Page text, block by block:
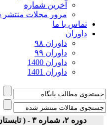
آخرین شماره
مرور مجلات منتشر
تماس با ما
داوران
داوران ۹۸
داوران ۹۹
داوران 1400
داوران 1401
دوره ۲، شماره ۳ - ( تابستان ۱۳۸۵ )